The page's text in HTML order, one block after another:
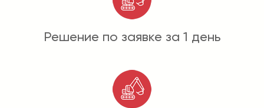
Решение по заявке за 1 день